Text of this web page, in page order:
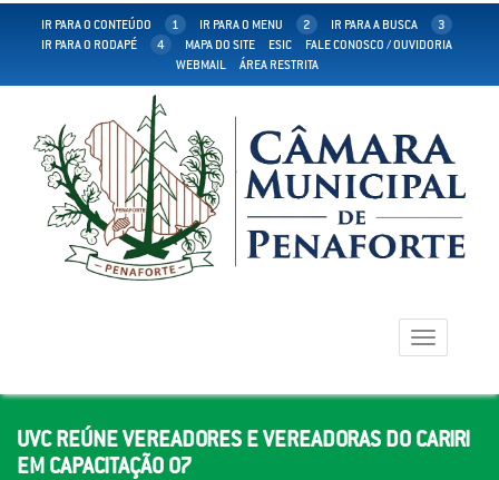
IR PARA O CONTEÚDO 1 IR PARA O MENU 2 IR PARA A BUSCA
3
IR PARA O RODAPÉ
4 MAPA DO SITE ESIC
FALE CONOSCO / OUVIDORIA
WEBMAIL
ÁREA RESTRITA
Toggle
navigation
UVC REÚNE VEREADORES E VEREADORAS DO CARIRI
EM CAPACITAÇÃO 07